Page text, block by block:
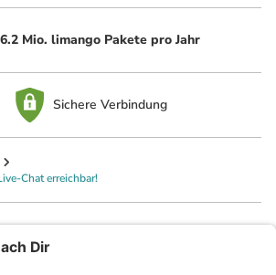
6.2 Mio. limango Pakete pro Jahr
Sichere Verbindung
Chat erreichbar!